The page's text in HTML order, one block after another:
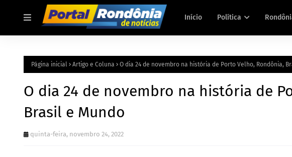
Início Política
Página inicial Artigo e Coluna O dia 24 de novembro na história de Porto Velho, Rondônia,
O dia 24 de novembro na história de
Brasil e Mundo
quinta-feira, novembro 24, 2022